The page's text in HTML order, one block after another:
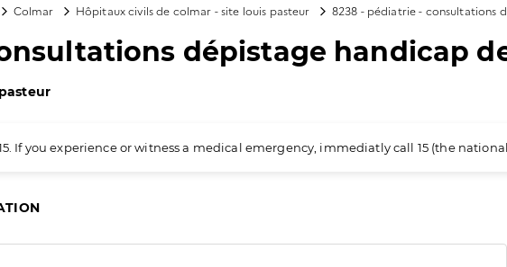
Colmar Hôpitaux civils de colmar - site louis pasteur 8238 - pédiatrie - consultations
dépistage handicap
If you experience or witness a medical emergency, immediatly call 15 (the